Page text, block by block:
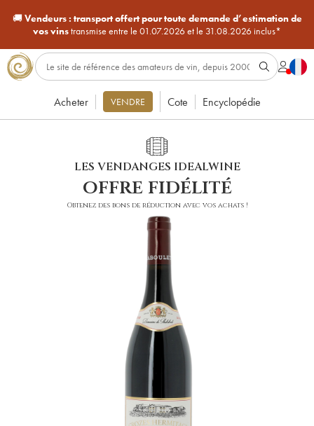
🚚Vendeurs : transport offert pour toute demande d’estimation de
vos vinstransmise entre le 01.07.2026 et le 31.08.2026 inclus*
Acheter VENDRE Cote Encyclopédie
LES VENDANGES IDEALWINE
offre fidélité
Obtenez des bons de réduction avec vos achats !